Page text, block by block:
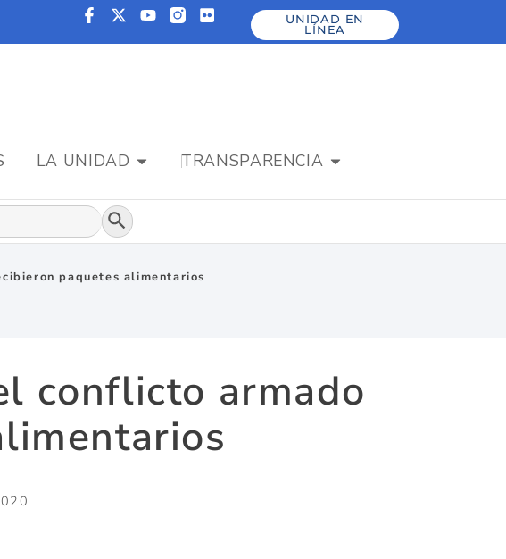
UNIDAD EN
LÍNEA
LA UNIDAD TRANSPARENCIA
Botón de búsqueda
paquetes alimentarios
conflicto armado